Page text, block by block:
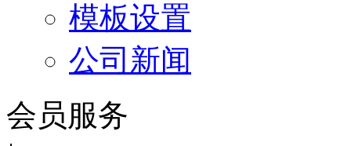
模板设置
公司新闻
会员服务